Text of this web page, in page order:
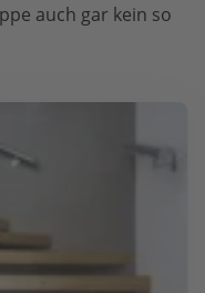
auch gar kein so